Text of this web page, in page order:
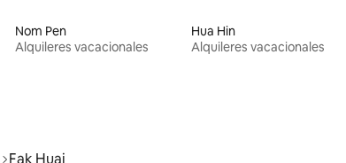
Nom Pen
Alquileres vacacionales
Hua Hin
Alquileres vacacionales
Fak Huai